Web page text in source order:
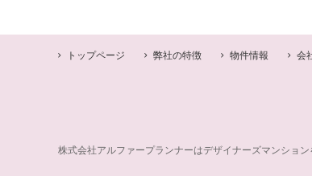
トップページ 弊社の特徴 物件情報 会
株式会社アルファープランナーはデザイナーズマンション